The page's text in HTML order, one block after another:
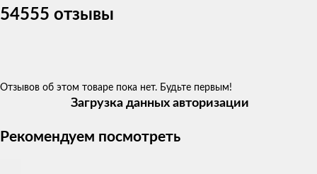
54555 отзывы
Отзывов об этом товаре пока нет. Будьте первым!
Загрузка данных авторизации
Рекомендуем посмотреть